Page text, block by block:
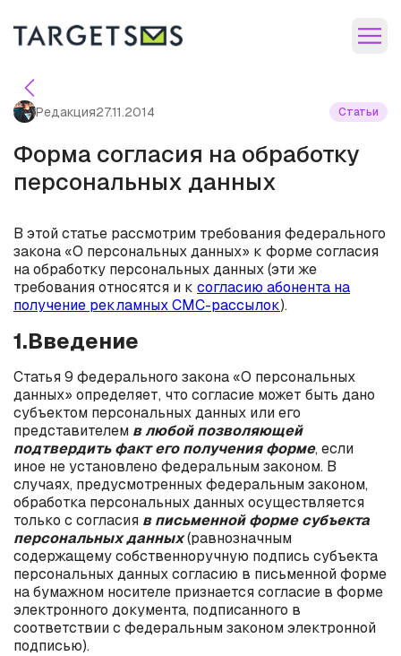
Редакция27.11.2014 Статьи
Форма согласия на обработку
персональных данных
В этой статье рассмотрим требования федерального
закона «О персональных данных» к форме согласия
на обработку персональных данных (эти же
требования относятся и к согласию абонента на
получение рекламных СМС-рассылок).
1.Введение
Статья 9 федерального закона «О персональных
данных» определяет, что согласие может быть дано
субъектом персональных данных или его
представителем в любой позволяющей
подтвердить факт его полученияформе, если
иное не установлено федеральным законом. В
случаях, предусмотренных федеральным законом,
обработка персональных данных осуществляется
только с согласия в письменной форме субъекта
персональных данных(равнозначным
содержащему собственноручную подпись субъекта
персональных данных согласию в письменной форме
на бумажном носителе признается согласие в форме
электронного документа, подписанного в
соответствии с федеральным законом электронной
подписью).